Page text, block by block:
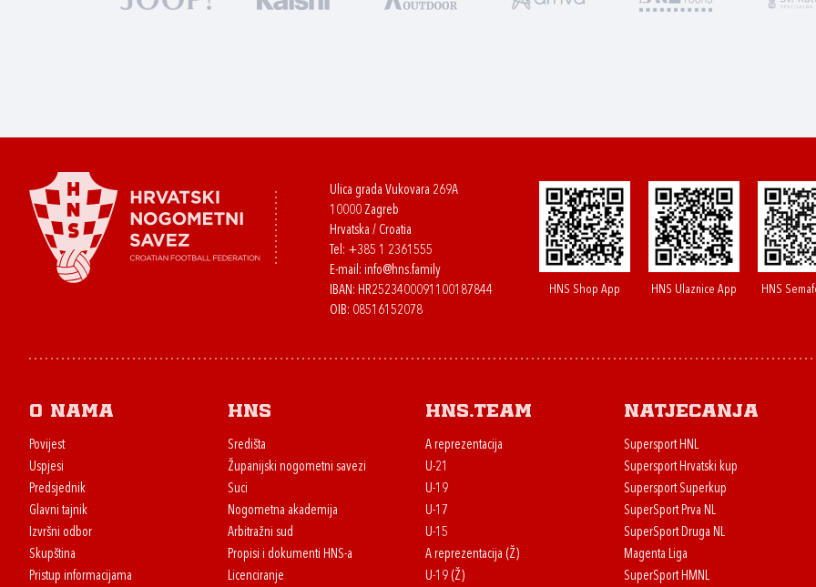
Ulica grada Vukovara 269A
10000 Zagreb
Hrvatska / Croatia
Tel: +385 1 2361555
E-mail: info@hns.family
IBAN: HR2523400091100187844
OIB: 08516152078
HNS Shop App HNS Ulaznice App HNS
O nama
Povijest
Uspjesi
Predsjednik
Glavni tajnik
Izvršni odbor
Skupština
Pristup informacijama
HNS
Središta
Županijski nogometni savezi
Suci
Nogometna akademija
Arbitražni sud
Propisi i dokumenti HNS-a
Licenciranje
HNS.team
A reprezentacija
U-21
U-19
U-17
U-15
A reprezentacija (Ž)
U-19 (Ž)
Natjecanja
Supersport HNL
Supersport Hrvatski kup
Supersport Superkup
SuperSport Prva NL
SuperSport Druga NL
Magenta Liga
SuperSport HMNL